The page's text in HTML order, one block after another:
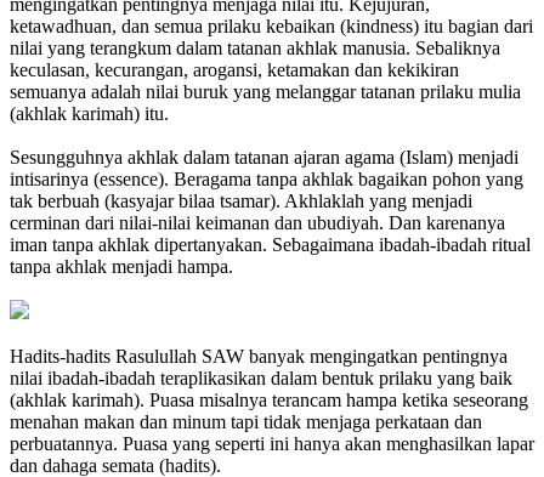
ketawadhuan, dan semua prilaku kebaikan (kindness) itu bagian dari
nilai yang terangkum dalam tatanan akhlak manusia. Sebaliknya
keculasan, kecurangan, arogansi, ketamakan dan kekikiran
semuanya adalah nilai buruk yang melanggar tatanan prilaku mulia
(akhlak karimah) itu.
Sesungguhnya akhlak dalam tatanan ajaran agama (Islam) menjadi
intisarinya (essence). Beragama tanpa akhlak bagaikan pohon yang
tak berbuah (kasyajar bilaa tsamar). Akhlaklah yang menjadi
cerminan dari nilai-nilai keimanan dan ubudiyah. Dan karenanya
iman tanpa akhlak dipertanyakan. Sebagaimana ibadah-ibadah ritual
tanpa akhlak menjadi hampa.
Hadits-hadits Rasulullah SAW banyak mengingatkan pentingnya
nilai ibadah-ibadah teraplikasikan dalam bentuk prilaku yang baik
(akhlak karimah). Puasa misalnya terancam hampa ketika seseorang
menahan makan dan minum tapi tidak menjaga perkataan dan
perbuatannya. Puasa yang seperti ini hanya akan menghasilkan lapar
dan dahaga semata (hadits).